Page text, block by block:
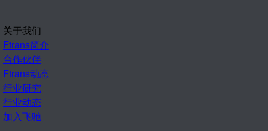
关于我们
Ftrans简介
合作伙伴
Ftrans动态
行业研究
行业动态
加入飞驰